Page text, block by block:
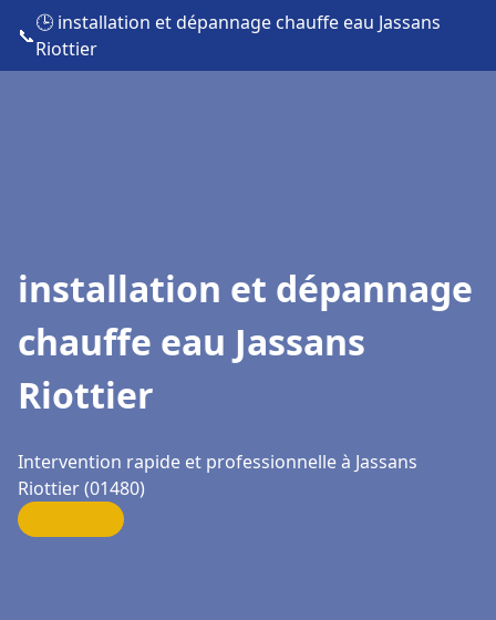
📞
🕒 installation et dépannage chauffe eau Jassans
Riottier
installation et dépannage
chauffe eau Jassans
Riottier
Intervention rapide et professionnelle à Jassans
Riottier (01480)